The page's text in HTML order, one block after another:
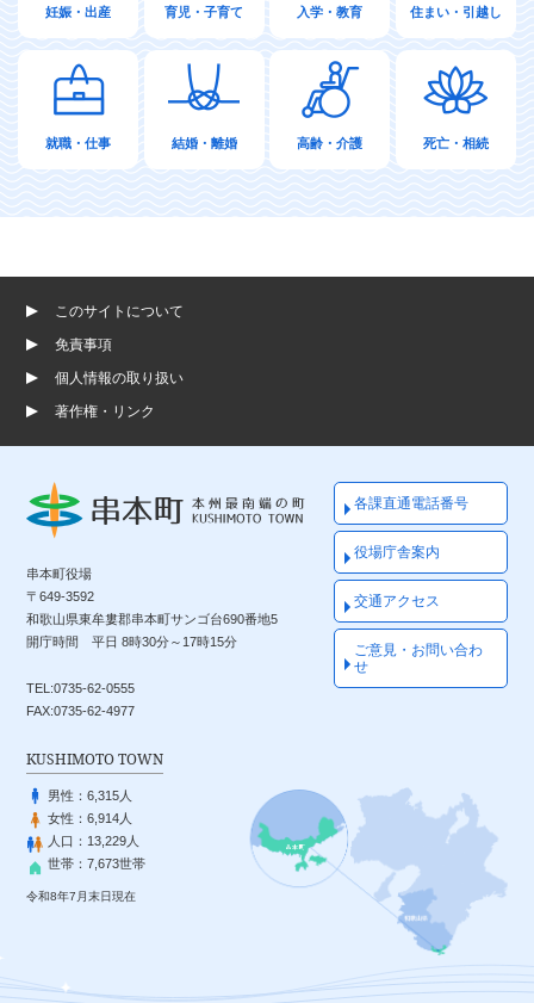
妊娠・出産 育児・子育て 入学・教育 住まい・引越し
就職・仕事 結婚・離婚 高齢・介護 死亡・相続
このサイトについて
免責事項
個人情報の取り扱い
著作権・リンク
串本町役場
〒649-3592
和歌山県東牟婁郡串本町サンゴ台690番地5
開庁時間 平日 8時30分～17時15分
TEL:0735-62-0555
FAX:0735-62-4977
各課直通電話番号
役場庁舎案内
交通アクセス
ご意見・お問い合わ
せ
KUSHIMOTO TOWN
男性：6,315人
女性：6,914人
人口： 13,229人
世帯：7,673世帯
令和8年7月末日現在